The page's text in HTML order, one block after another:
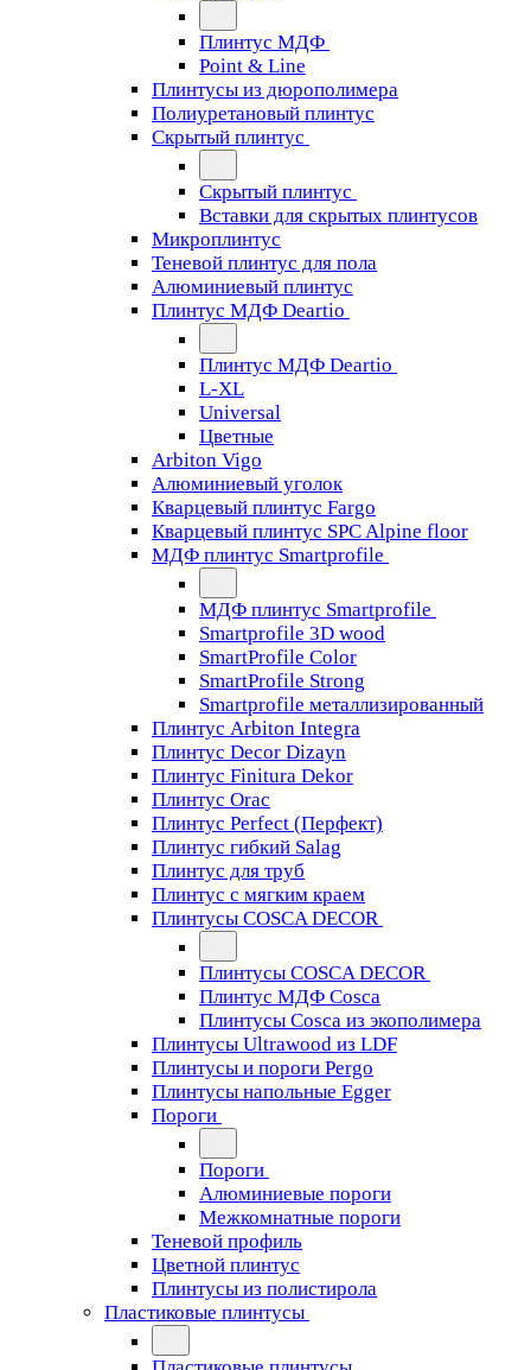
Плинтус МДФ
Point & Line
Плинтусы из дюрополимера
Полиуретановый плинтус
Скрытый плинтус
Скрытый плинтус
Вставки для скрытых плинтусов
Микроплинтус
Теневой плинтус для пола
Алюминиевый плинтус
Плинтус МДФ Deartio
Плинтус МДФ Deartio
L-XL
Universal
Цветные
Arbiton Vigo
Алюминиевый уголок
Кварцевый плинтус Fargo
Кварцевый плинтус SPC Alpine floor
МДФ плинтус Smartprofile
МДФ плинтус Smartprofile
Smartprofile 3D wood
SmartProfile Color
SmartProfile Strong
Smartprofile металлизированный
Плинтус Arbiton Integra
Плинтус Decor Dizayn
Плинтус Finitura Dekor
Плинтус Orac
Плинтус Perfect (Перфект)
Плинтус гибкий Salag
Плинтус для труб
Плинтус с мягким краем
Плинтусы COSCA DECOR
Плинтусы COSCA DECOR
Плинтус МДФ Cosca
Плинтусы Cosca из экополимера
Плинтусы Ultrawood из LDF
Плинтусы и пороги Pergo
Плинтусы напольные Egger
Пороги
Пороги
Алюминиевые пороги
Межкомнатные пороги
Теневой профиль
Цветной плинтус
Плинтусы из полистирола
Пластиковые плинтусы